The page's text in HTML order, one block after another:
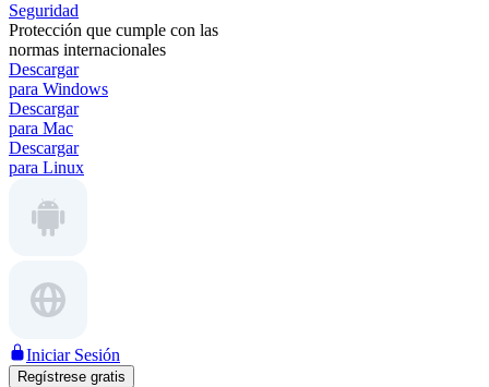
Seguridad
Protección que cumple con las
normas internacionales
Descargar
para Windows
Descargar
para Mac
Descargar
para Linux
Iniciar Sesión
Regístrese gratis